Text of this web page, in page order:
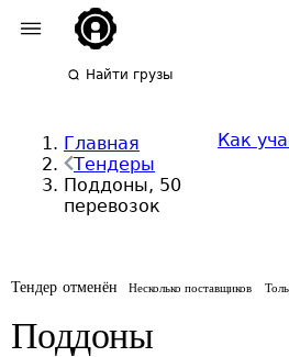
Найти грузы
Главная
Тендеры
Поддоны, 50
перевозок
Как
Тендер отменён Несколько поставщиков
Поддоны